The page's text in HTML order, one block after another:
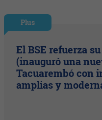
Plus
El BSE refuerza
(inauguró una
Tacuarembó con
amplias y